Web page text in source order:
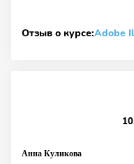
Отзыв о курсе:Adobe
Анна Куликова